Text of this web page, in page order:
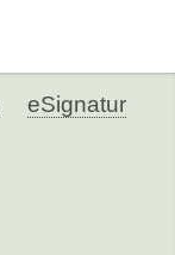
eSignatur